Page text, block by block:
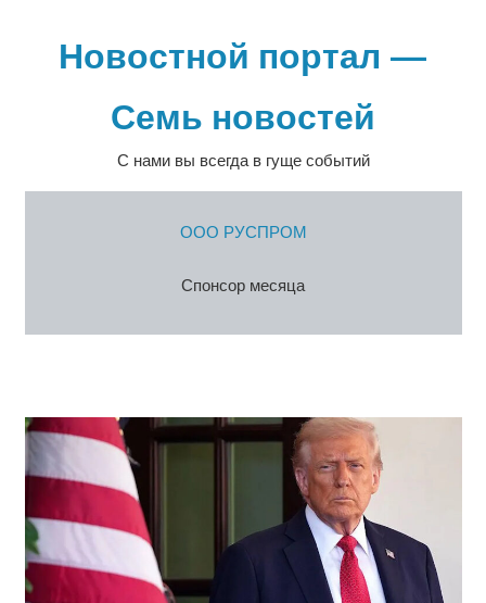
содержимомуНовостной портал —
Семь новостей
С нами вы всегда в гуще событий
ООО РУСПРОМ
Спонсор месяца